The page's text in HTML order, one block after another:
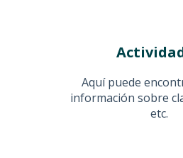
Aquí puede
información sobre
etc.